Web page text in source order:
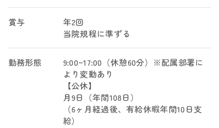
賞与
年2回
当院規程に準ずる
勤務形態
9:00~17:00（休憩60分）※配属部署に
より変動あり
【公休】
月9日（年間108日）
（6ヶ月経過後、有給休暇年間10日支
給）